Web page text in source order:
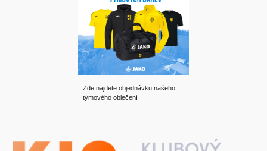
Zde najdete objednávku našeho
týmového oblečení